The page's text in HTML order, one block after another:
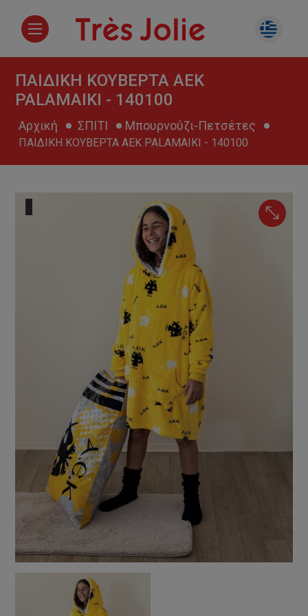
ΠΑΙΔΙΚH ΚΟΥΒΕΡΤΑ AEK
PALAMAIKI - 140100
Αρχική ΣΠΙΤΙ Μπουρνούζι-Πετσέτες
ΠΑΙΔΙΚH ΚΟΥΒΕΡΤΑ AEK PALAMAIKI - 140100